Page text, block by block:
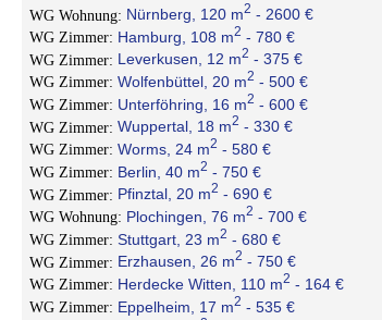
WG Wohnung: Nürnberg, 120 m2 - 2600 €
WG Zimmer: Hamburg, 108 m2 - 780 €
WG Zimmer: Leverkusen, 12 m2 - 375 €
WG Zimmer: Wolfenbüttel, 20 m2 - 500 €
WG Zimmer: Unterföhring, 16 m2 - 600 €
WG Zimmer: Wuppertal, 18 m2 - 330 €
WG Zimmer: Worms, 24 m2 - 580 €
WG Zimmer: Berlin, 40 m2 - 750 €
WG Zimmer: Pfinztal, 20 m2 - 690 €
WG Wohnung: Plochingen, 76 m2 - 700 €
WG Zimmer: Stuttgart, 23 m2 - 680 €
WG Zimmer: Erzhausen, 26 m2 - 750 €
WG Zimmer: Herdecke Witten, 110 m2 - 164 €
WG Zimmer: Eppelheim, 17 m2 - 535 €